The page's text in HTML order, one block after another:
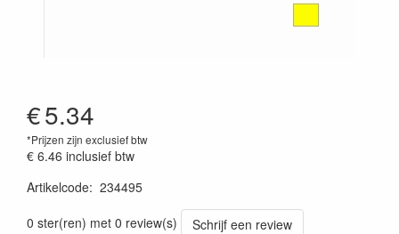
€5.34
*Prijzen zijn exclusief btw
€ 6.46 inclusief btw
Artikelcode: 234495
0 ster(ren) met 0 review(s)
Schrijf een review